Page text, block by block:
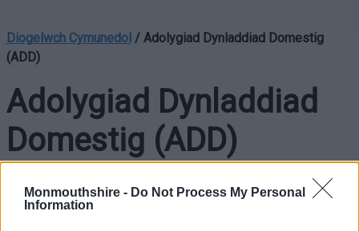
Monmouthshire - Do Not Process My Personal
Information
Diogelwch Cymunedol / Adolygiad Dynladdiad Domestig
(ADD)
Adolygiad Dynladdiad
Domestig (ADD)
Mae’n ofynnol cynnal Adolygiadau Dynladdiad Domestig yn ôl